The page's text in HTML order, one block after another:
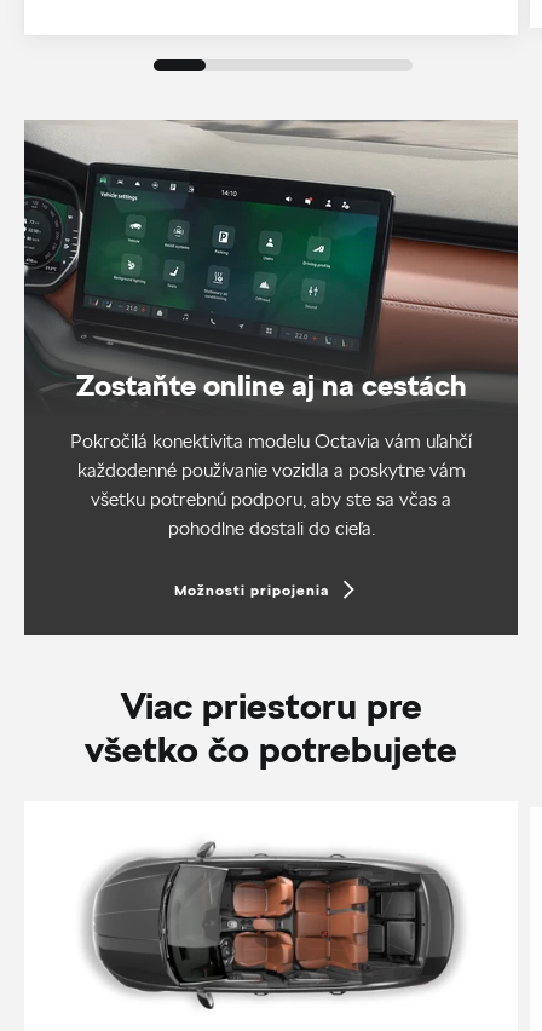
Zostaňte online aj na cestách
Pokročilá konektivita modelu Octavia vám uľahčí
každodenné používanie vozidla a poskytne vám
všetku potrebnú podporu, aby ste sa včas a
pohodlne dostali do cieľa.
Možnosti pripojenia
Viac priestoru pre
všetko čo potrebujete